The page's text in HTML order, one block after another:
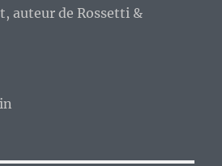
auteur de Rossetti &